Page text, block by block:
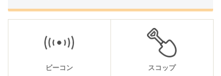
ビーコン スコップ